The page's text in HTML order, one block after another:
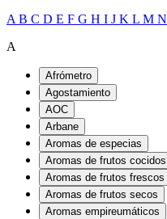
A B C D E F G H I J K L M N
A
Afrómetro
Agostamiento
AOC
Arbane
Aromas de especias
Aromas de frutos cocidos
Aromas de frutos frescos
Aromas de frutos secos
Aromas empireumáticos